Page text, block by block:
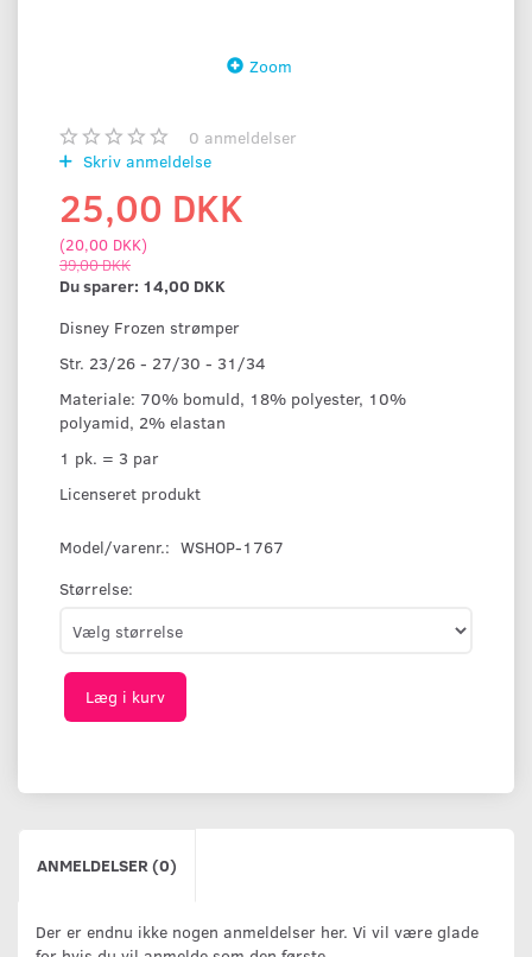
Zoom
0 anmeldelser
Skriv anmeldelse
25,00 DKK
(20,00 DKK)
39,00 DKK
Du sparer: 14,00 DKK
Disney Frozen strømper
Str. 23/26 - 27/30 - 31/34
Materiale: 70% bomuld, 18% polyester, 10%
polyamid, 2% elastan
1 pk. = 3 par
Licenseret produkt
Model/varenr.: WSHOP-1767
Størrelse:
Læg i kurv
ANMELDELSER (0)
Der er endnu ikke nogen anmeldelser her. Vi vil være glade